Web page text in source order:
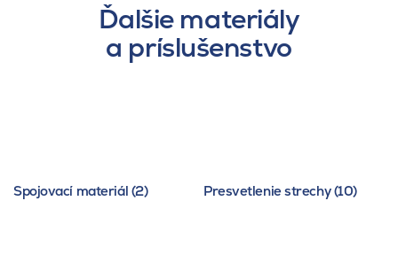
Ďalšie materiály
a príslušenstvo
Spojovací materiál (2) Presvetlenie strechy (10)